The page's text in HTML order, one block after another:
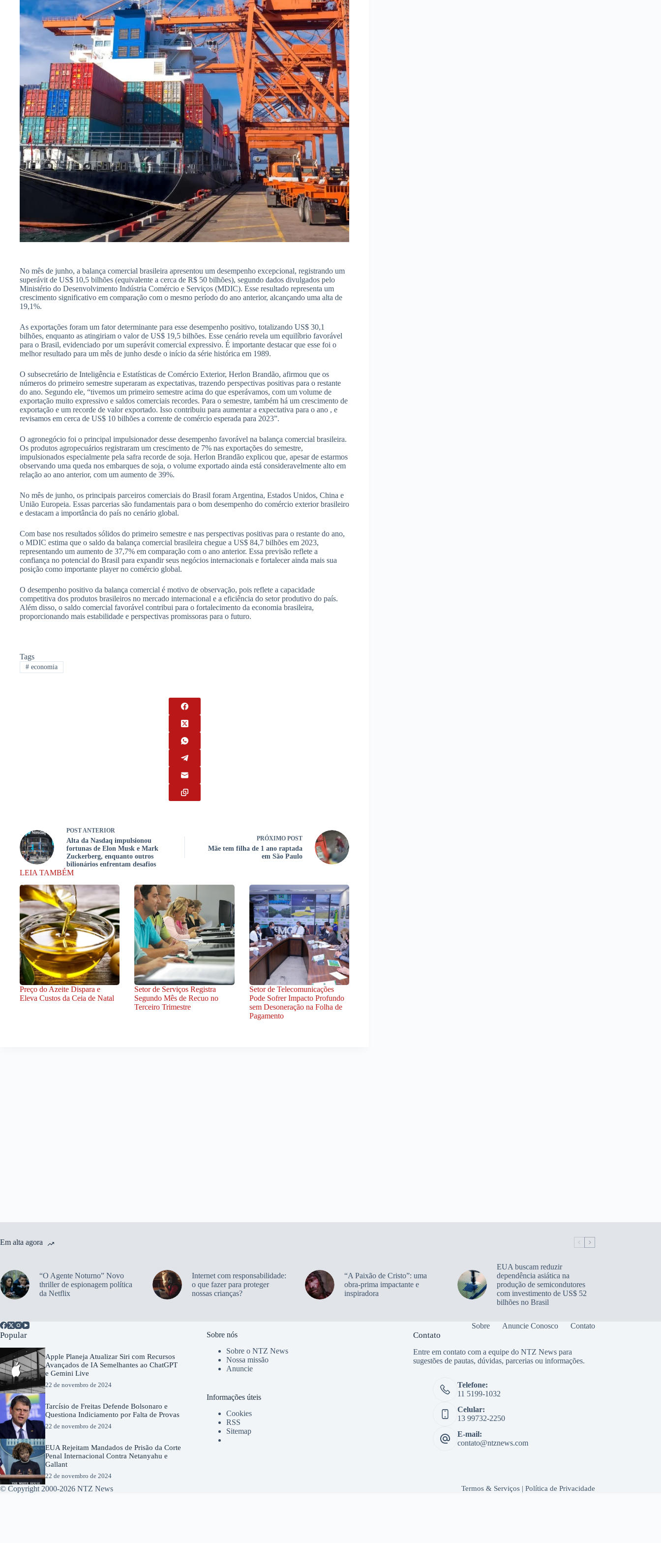
No mês de junho, a balança comercial brasileira apresentou um desempenho excepcional, registrando um
superávit de US$ 10,5 bilhões (equivalente a cerca de R$ 50 bilhões), segundo dados divulgados pelo
Ministério do Desenvolvimento Indústria Comércio e Serviços (MDIC). Esse resultado representa um
crescimento significativo em comparação com o mesmo período do ano anterior, alcançando uma alta de
19,1%.
As exportações foram um fator determinante para esse desempenho positivo, totalizando US$ 30,1
bilhões, enquanto as atingiriam o valor de US$ 19,5 bilhões. Esse cenário revela um equilíbrio favorável
para o Brasil, evidenciado por um superávit comercial expressivo. É importante destacar que esse foi o
melhor resultado para um mês de junho desde o início da série histórica em 1989.
O subsecretário de Inteligência e Estatísticas de Comércio Exterior, Herlon Brandão, afirmou que os
números do primeiro semestre superaram as expectativas, trazendo perspectivas positivas para o restante
do ano. Segundo ele, “tivemos um primeiro semestre acima do que esperávamos, com um volume de
exportação muito expressivo e saldos comerciais recordes. Para o semestre, também há um crescimento de
exportação e um recorde de valor exportado. Isso contribuiu para aumentar a expectativa para o ano , e
revisamos em cerca de US$ 10 bilhões a corrente de comércio esperada para 2023”.
O agronegócio foi o principal impulsionador desse desempenho favorável na balança comercial brasileira.
Os produtos agropecuários registraram um crescimento de 7% nas exportações do semestre,
impulsionados especialmente pela safra recorde de soja. Herlon Brandão explicou que, apesar de estarmos
observando uma queda nos embarques de soja, o volume exportado ainda está consideravelmente alto em
relação ao ano anterior, com um aumento de 39%.
No mês de junho, os principais parceiros comerciais do Brasil foram Argentina, Estados Unidos, China e
União Europeia. Essas parcerias são fundamentais para o bom desempenho do comércio exterior brasileiro
e destacam a importância do país no cenário global.
Com base nos resultados sólidos do primeiro semestre e nas perspectivas positivas para o restante do ano,
o MDIC estima que o saldo da balança comercial brasileira chegue a US$ 84,7 bilhões em 2023,
representando um aumento de 37,7% em comparação com o ano anterior. Essa previsão reflete a
confiança no potencial do Brasil para expandir seus negócios internacionais e fortalecer ainda mais sua
posição como importante player no comércio global.
O desempenho positivo da balança comercial é motivo de observação, pois reflete a capacidade
competitiva dos produtos brasileiros no mercado internacional e a eficiência do setor produtivo do país.
Além disso, o saldo comercial favorável contribui para o fortalecimento da economia brasileira,
proporcionando mais estabilidade e perspectivas promissoras para o futuro.
Tags
#economia
POSTANTERIOR
Alta da Nasdaq impulsionou
fortunas de Elon Musk e Mark
Zuckerberg, enquanto outros
bilionários enfrentam desafios
PRÓXIMO POST
Mãe tem filha de 1 ano raptada
em São Paulo
LEIA TAMBÉM
Preço do Azeite Dispara e
Eleva Custos da Ceia de Natal
Setor de Serviços Registra
Segundo Mês de Recuo no
Terceiro Trimestre
Setor de Telecomunicações
Pode Sofrer Impacto Profundo
sem Desoneração na Folha de
Pagamento
Em alta agora
“O Agente Noturno” Novo
thriller de espionagem política
da Netflix
Internet com responsabilidade:
o que fazer para proteger
nossas crianças?
“A Paixão de Cristo”: uma
obra-prima impactante e
inspiradora
EUA buscam reduzir
dependência asiática na
produção de semicondutores
com investimento de US$ 52
bilhões no Brasil
Sobre Anuncie Conosco Contato
Popular
Apple Planeja Atualizar Siri com Recursos
Avançados de IA Semelhantes ao ChatGPT
e Gemini Live
22 de novembro de 2024
Tarcísio de Freitas Defende Bolsonaro e
Questiona Indiciamento por Falta de Provas
22 de novembro de 2024
EUA Rejeitam Mandados de Prisão da Corte
Penal Internacional Contra Netanyahu e
Gallant
22 de novembro de 2024
Sobre nós
Sobre o NTZ News
Nossa missão
Anuncie
Informações úteis
Cookies
RSS
Sitemap
Contato
Entre em contato com a equipe do NTZ News para
sugestões de pautas, dúvidas, parcerias ou informações.
Telefone:
11 5199-1032
Celular:
13 99732-2250
E-mail:
contato@ntznews.com
© Copyright 2000-2026 NTZ News Termos & Serviços| Política de Privacidade